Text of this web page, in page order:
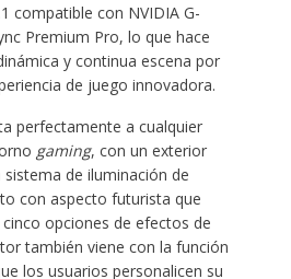
compatible con NVIDIA G-
Premium Pro, lo que hace
y continua escena por
de juego innovadora.
perfectamente a cualquier
gaming, con un exterior
de iluminación de
con aspecto futurista que
opciones de efectos de
también viene con la función
los usuarios personalicen su